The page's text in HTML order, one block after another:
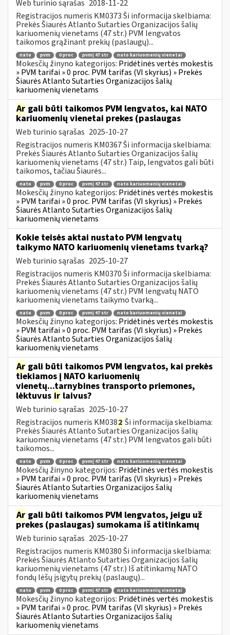
Web turinio sąrašas 2018-11-22
Registracijos numeris KM0373 Ši informacija skelbiama:
Prekės Šiaurės Atlanto Sutarties Organizacijos šalių
kariuomenių vienetams (47 str.) PVM lengvatos
taikomos grąžinant prekių (paslaugų)...
nato pvm 0 proc pvmį 47 str nato kariuomenių vienetai
Mokesčių žinyno kategorijos: Pridėtinės vertės mokestis
» PVM tarifai » 0 proc. PVM tarifas (VI skyrius) » Prekės
Šiaurės Atlanto Sutarties Organizacijos šalių
kariuomenių vienetams
Ar gali būti taikomos PVM lengvatos, kai NATO
kariuomenių vienetai prekes (paslaugas
Web turinio sąrašas 2025-10-27
Registracijos numeris KM0367 Ši informacija skelbiama:
Prekės Šiaurės Atlanto Sutarties Organizacijos šalių
kariuomenių vienetams (47 str.) Taip, lengvatos gali būti
taikomos, tačiau Šiaurės...
nato pvm 0 proc pvmį 47 str nato kariuomenių vienetai
Mokesčių žinyno kategorijos: Pridėtinės vertės mokestis
» PVM tarifai » 0 proc. PVM tarifas (VI skyrius) » Prekės
Šiaurės Atlanto Sutarties Organizacijos šalių
kariuomenių vienetams
Kokie teisės aktai nustato PVM lengvatų
taikymo NATO kariuomenių vienetams tvarką?
Web turinio sąrašas 2025-10-27
Registracijos numeris KM0370 Ši informacija skelbiama:
Prekės Šiaurės Atlanto Sutarties Organizacijos šalių
kariuomenių vienetams (47 str.) PVM lengvatų NATO
kariuomenių vienetams taikymo tvarką...
nato pvm 0 proc pvmį 47 str nato kariuomenių vienetai
Mokesčių žinyno kategorijos: Pridėtinės vertės mokestis
» PVM tarifai » 0 proc. PVM tarifas (VI skyrius) » Prekės
Šiaurės Atlanto Sutarties Organizacijos šalių
kariuomenių vienetams
Ar gali būti taikomos PVM lengvatos, kai prekės
tiekiamos į NATO kariuomenių
vienetų...tarnybines transporto priemones,
lėktuvus ir laivus?
Web turinio sąrašas 2025-10-27
Registracijos numeris KM0382 Ši informacija skelbiama:
Prekės Šiaurės Atlanto Sutarties Organizacijos šalių
kariuomenių vienetams (47 str.) PVM lengvatos gali būti
taikomos...
nato pvm 0 proc pvmį 47 str nato kariuomenių vienetai
Mokesčių žinyno kategorijos: Pridėtinės vertės mokestis
» PVM tarifai » 0 proc. PVM tarifas (VI skyrius) » Prekės
Šiaurės Atlanto Sutarties Organizacijos šalių
kariuomenių vienetams
Ar gali būti taikomos PVM lengvatos, jeigu už
prekes (paslaugas) sumokama iš atitinkamų
Web turinio sąrašas 2025-10-27
Registracijos numeris KM0380 Ši informacija skelbiama:
Prekės Šiaurės Atlanto Sutarties Organizacijos šalių
kariuomenių vienetams (47 str.) Iš atitinkamų NATO
fondų lėšų įsigytų prekių (paslaugų)...
nato pvm 0 proc pvmį 47 str nato kariuomenių vienetai
Mokesčių žinyno kategorijos: Pridėtinės vertės mokestis
» PVM tarifai » 0 proc. PVM tarifas (VI skyrius) » Prekės
Šiaurės Atlanto Sutarties Organizacijos šalių
kariuomenių vienetams